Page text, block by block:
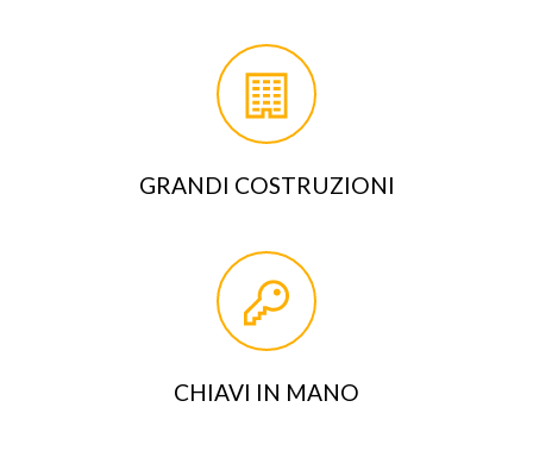
GRANDI COSTRUZIONI
CHIAVI IN MANO